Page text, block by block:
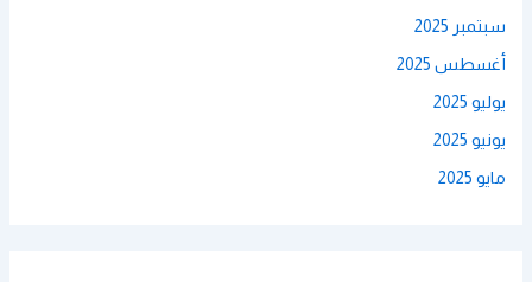
سبتمبر 2025
أغسطس 2025
يوليو 2025
يونيو 2025
مايو 2025